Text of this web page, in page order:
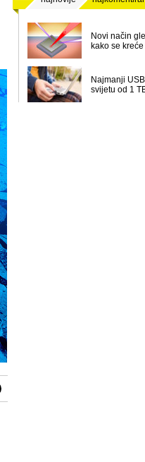
Novi način
kako se
Najmanji
svijetu od 1